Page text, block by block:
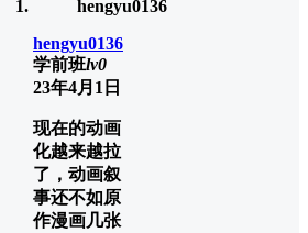
hengyu0136
学前班lv0
23年4月1日
现在的动画
化越来越拉
了，动画叙
事还不如原
作漫画几张